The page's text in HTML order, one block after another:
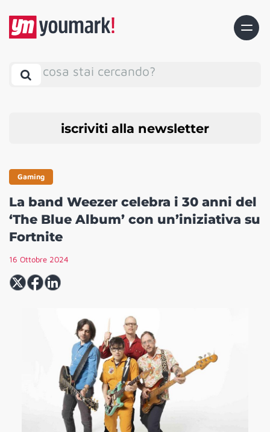
cosa stai cercando?
iscriviti alla newsletter
Gaming
La band Weezer celebra i 30 anni del
‘The Blue Album’ con un’iniziativa su
Fortnite
16 Ottobre 2024